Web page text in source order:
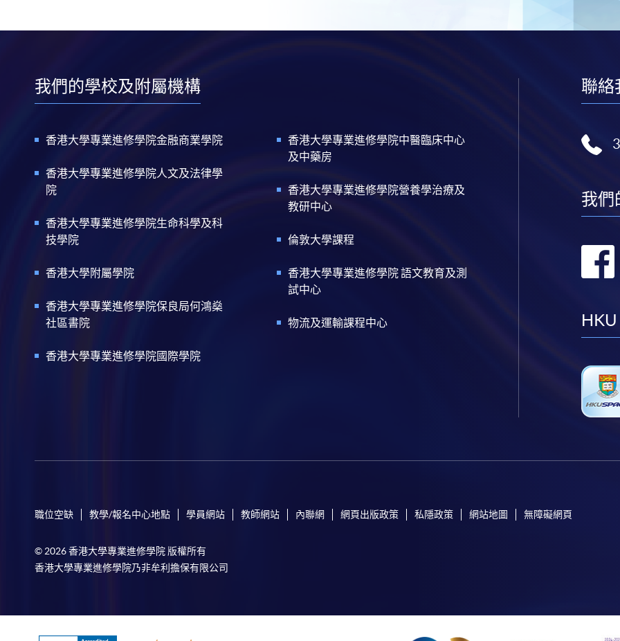
我們的學校及附屬機構
香港大學專業進修學院金融商業學院
香港大學專業進修學院人文及法律學
院
香港大學專業進修學院生命科學及科
技學院
香港大學附屬學院
香港大學專業進修學院保良局何鴻燊
社區書院
香港大學專業進修學院國際學院
香港大學專業進修學院中醫臨床中心
及中藥房
香港大學專業進修學院營養學治療及
教研中心
倫敦大學課程
香港大學專業進修學院 語文教育及測
試中心
物流及運輸課程中心
聯絡
我們
HKU
職位空缺 教學/報名中心地點 學員網站 教師網站 內聯網 網頁出版政策 私隱政策 網站地圖 無障礙網頁
© 2026 香港大學專業進修學院 版權所有
香港大學專業進修學院乃非牟利擔保有限公司